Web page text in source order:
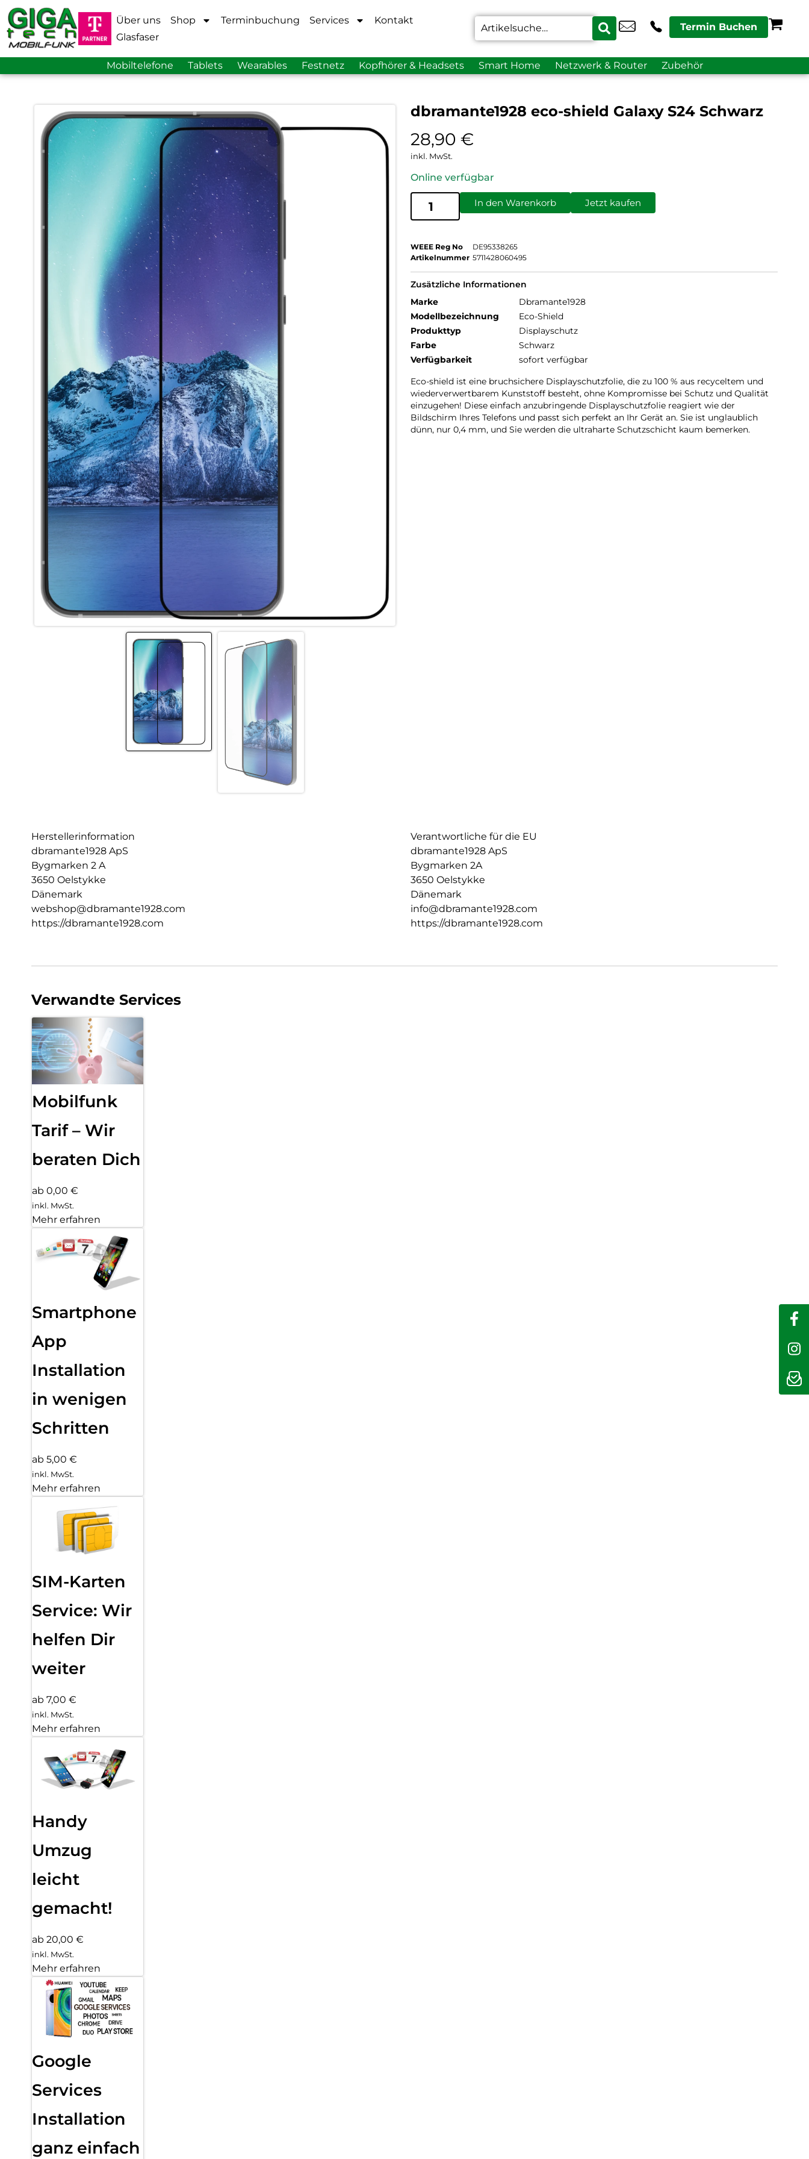
Über uns Shop Terminbuchung Services
Kontakt
Glasfaser
Termin Buchen
Mobiltelefone Tablets Wearables Festnetz Kopfhörer & Headsets Smart Home Netzwerk & Router Zubehör
dbramante1928 eco-shield Galaxy S24 Schwarz
28,90 €
inkl. MwSt.
Online verfügbar
In den Warenkorb Jetzt kaufen
WEEE Reg No
DE95338265
Artikelnummer 5711428060495
Zusätzliche Informationen
Marke
Dbramante1928
Modellbezeichnung
Eco-Shield
Produkttyp
Displayschutz
Farbe
Schwarz
Verfügbarkeit
sofort verfügbar
Eco-shield ist eine bruchsichere Displayschutzfolie, die zu 100 % aus recyceltem und
wiederverwertbarem Kunststoff besteht, ohne Kompromisse bei Schutz und Qualität
einzugehen! Diese einfach anzubringende Displayschutzfolie reagiert wie der
Bildschirm Ihres Telefons und passt sich perfekt an Ihr Gerät an. Sie ist unglaublich
dünn, nur 0,4 mm, und Sie werden die ultraharte Schutzschicht kaum bemerken.
Herstellerinformation
dbramante1928 ApS
Bygmarken 2 A
3650 Oelstykke
Dänemark
webshop@dbramante1928.com
https://dbramante1928.com
Verantwortliche für die EU
dbramante1928 ApS
Bygmarken 2A
3650 Oelstykke
Dänemark
info@dbramante1928.com
https://dbramante1928.com
Verwandte Services
Mobilfunk
Tarif – Wir
beraten Dich
ab 0,00 €
inkl. MwSt.
Mehr erfahren
Smartphone
App
Installation
in wenigen
Schritten
ab 5,00 €
inkl. MwSt.
Mehr erfahren
SIM-Karten
Service: Wir
helfen Dir
weiter
ab 7,00 €
inkl. MwSt.
Mehr erfahren
Handy
Umzug
leicht
gemacht!
ab 20,00 €
inkl. MwSt.
Mehr erfahren
Google
Services
Installation
ganz einfach